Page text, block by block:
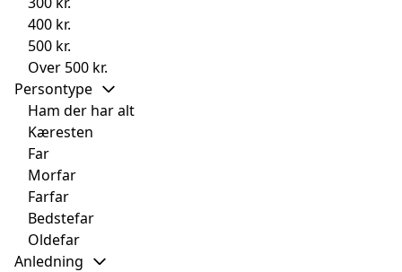
400 kr.
500 kr.
Over 500 kr.
Persontype
Ham der har alt
Kæresten
Far
Morfar
Farfar
Bedstefar
Oldefar
Anledning